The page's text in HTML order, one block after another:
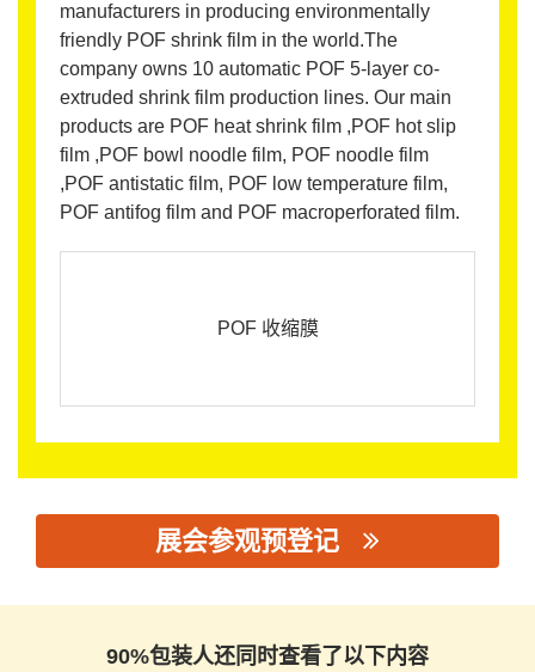
manufacturers in producing environmentally
friendly POF shrink film in the world.The
company owns 10 automatic POF 5-layer co-
extruded shrink film production lines. Our main
products are POF heat shrink film ,POF hot slip
film ,POF bowl noodle film, POF noodle film
,POF antistatic film, POF low temperature film,
POF antifog film and POF macroperforated film.
POF 收缩膜
展会参观预登记
90%包装人还同时查看了以下内容